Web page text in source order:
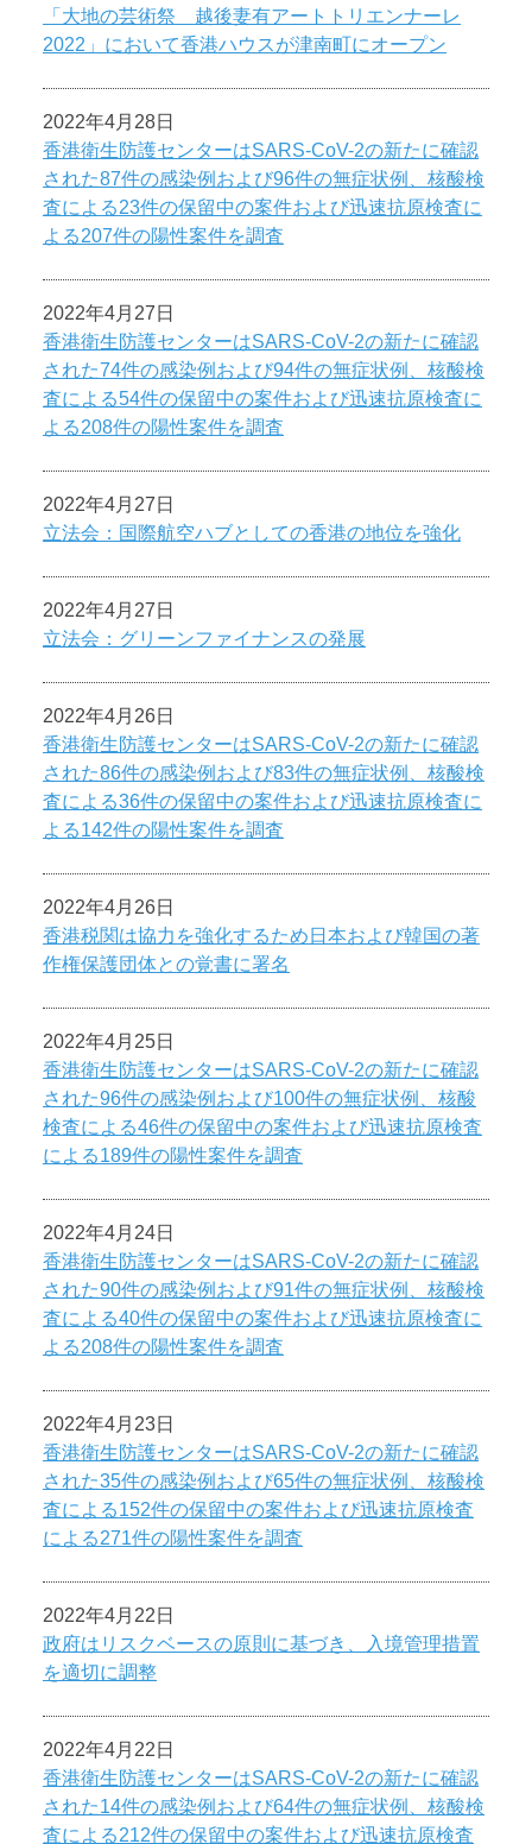
「大地の芸術祭 越後妻有アートトリエンナーレ
2022」において香港ハウスが津南町にオープン
2022年4月28日
香港衛生防護センターはSARS-CoV-2の新たに確認
された87件の感染例および96件の無症状例、核酸検
査による23件の保留中の案件および迅速抗原検査に
よる207件の陽性案件を調査
2022年4月27日
香港衛生防護センターはSARS-CoV-2の新たに確認
された74件の感染例および94件の無症状例、核酸検
査による54件の保留中の案件および迅速抗原検査に
よる208件の陽性案件を調査
2022年4月27日
立法会：国際航空ハブとしての香港の地位を強化
2022年4月27日
立法会：グリーンファイナンスの発展
2022年4月26日
香港衛生防護センターはSARS-CoV-2の新たに確認
された86件の感染例および83件の無症状例、核酸検
査による36件の保留中の案件および迅速抗原検査に
よる142件の陽性案件を調査
2022年4月26日
香港税関は協力を強化するため日本および韓国の著
作権保護団体との覚書に署名
2022年4月25日
香港衛生防護センターはSARS-CoV-2の新たに確認
された96件の感染例および100件の無症状例、核酸
検査による46件の保留中の案件および迅速抗原検査
による189件の陽性案件を調査
2022年4月24日
香港衛生防護センターはSARS-CoV-2の新たに確認
された90件の感染例および91件の無症状例、核酸検
査による40件の保留中の案件および迅速抗原検査に
よる208件の陽性案件を調査
2022年4月23日
香港衛生防護センターはSARS-CoV-2の新たに確認
された35件の感染例および65件の無症状例、核酸検
査による152件の保留中の案件および迅速抗原検査
による271件の陽性案件を調査
2022年4月22日
政府はリスクベースの原則に基づき、入境管理措置
を適切に調整
2022年4月22日
香港衛生防護センターはSARS-CoV-2の新たに確認
された14件の感染例および64件の無症状例、核酸検
査による212件の保留中の案件および迅速抗原検査